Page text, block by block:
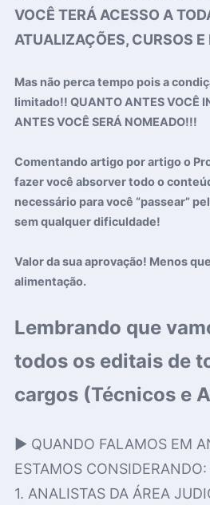
VOCÊ TERÁ ACESSO A
ATUALIZAÇÕES, CURSOS
Mas não perca tempo pois a
limitado!! QUANTO ANTES VOCÊ
ANTES VOCÊ SERÁ NOMEADO!!!
Comentando artigo por artigo o
fazer você absorver todo o
necessário para você “passear”
sem qualquer dificuldade!
Valor da sua aprovação! Menos
alimentação.
Lembrando que
todos os editais de
cargos (Técnicos e
▶️ QUANDO FALAMOS EM
ESTAMOS CONSIDERANDO:
1. ANALISTAS DA ÁREA